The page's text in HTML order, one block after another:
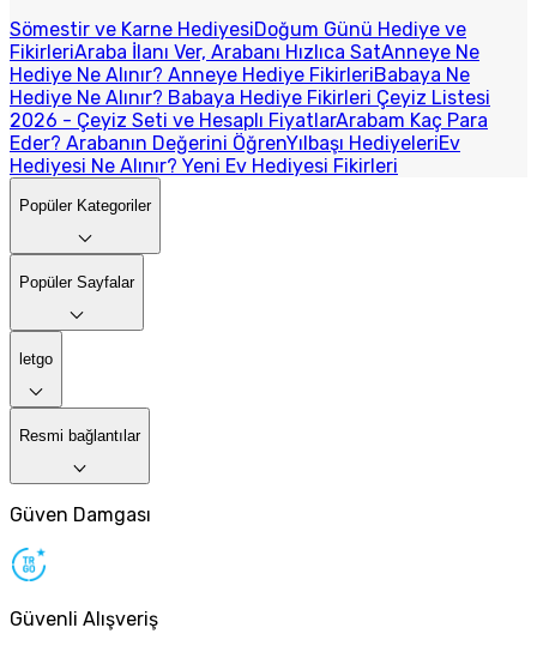
Sömestir ve Karne HediyesiDoğum Günü Hediye ve
FikirleriAraba İlanı Ver, Arabanı Hızlıca SatAnneye Ne
Hediye Ne Alınır? Anneye Hediye FikirleriBabaya Ne
Hediye Ne Alınır? Babaya Hediye Fikirleri Çeyiz Listesi
2026 - Çeyiz Seti ve Hesaplı FiyatlarArabam Kaç Para
Eder? Arabanın Değerini ÖğrenYılbaşı HediyeleriEv
Hediyesi Ne Alınır? Yeni Ev Hediyesi Fikirleri
Popüler Kategoriler
Popüler Sayfalar
letgo
Resmi bağlantılar
Güven Damgası
Güvenli Alışveriş